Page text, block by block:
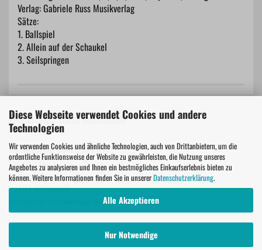
Diese Webseite verwendet Cookies und andere
Technologien
Wir verwenden Cookies und ähnliche Technologien, auch von Drittanbietern, um die
ordentliche Funktionsweise der Website zu gewährleisten, die Nutzung unseres
Angebotes zu analysieren und Ihnen ein bestmögliches Einkaufserlebnis bieten zu
können. Weitere Informationen finden Sie in unsererDatenschutzerklärung.
Alle Akzeptieren
Nur Notwendige
Verlag: Gabriele Russ Musikverlag
Sätze:
1. Ballspiel
2. Allein auf der Schaukel
3. Seilspringen
Hersteller Informationen
Musikverlag Gabriele Russ
Gabriele Russ
Leipziger Str. 15
71101 Schönaich